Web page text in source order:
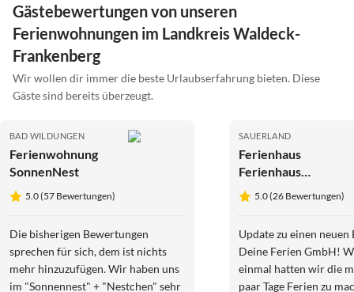
Gästebewertungen von unseren
Ferienwohnungen im Landkreis Waldeck-
Frankenberg
Wir wollen dir immer die beste Urlaubserfahrung bieten. Diese
Gäste sind bereits überzeugt.
BAD WILDUNGEN
Ferienwohnung
SonnenNest
5.0 (57 Bewertungen)
Die bisherigen Bewertungen
sprechen für sich, dem ist nichts
mehr hinzuzufügen. Wir haben uns
im "Sonnennest" + "Nestchen" sehr
SAUERLAND
Ferienhaus
Ferienhaus
Diemelblick 19
5.0 (26 Bewertungen)
Update zu einen neuen
Deine Ferien GmbH!
einmal hatten wir die
paar Tage Ferien zu